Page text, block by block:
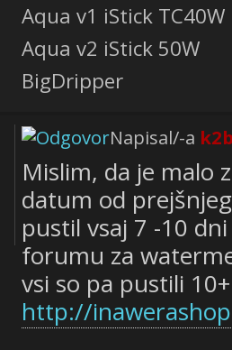
Aqua v1 iStick TC40W
Aqua v2 iStick 50W
BigDripper
Napisal/-a
Mislim, da je malo
datum od
pustil vsaj 7 -10
forumu za
vsi so pa pustili
http://